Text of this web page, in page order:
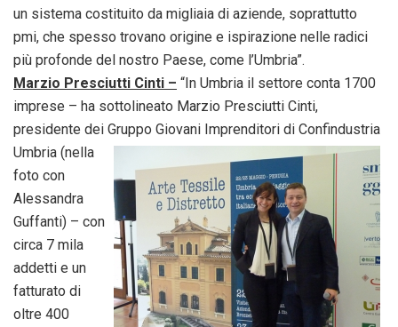
un sistema costituito da migliaia di aziende, soprattutto
pmi, che spesso trovano origine e ispirazione nelle radici
più profonde del nostro Paese, come l’Umbria”.
Marzio Presciutti Cinti – “In Umbria il settore conta 1700
imprese – ha sottolineato Marzio Presciutti Cinti,
presidente dei Gruppo Giovani Imprenditori di Confindustria
Umbria (nella
foto con
Alessandra
Guffanti) – con
circa 7 mila
addetti e un
fatturato di
oltre 400